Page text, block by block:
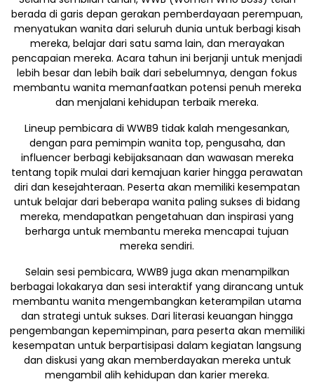
berada di garis depan gerakan pemberdayaan perempuan,
menyatukan wanita dari seluruh dunia untuk berbagi kisah
mereka, belajar dari satu sama lain, dan merayakan
pencapaian mereka. Acara tahun ini berjanji untuk menjadi
lebih besar dan lebih baik dari sebelumnya, dengan fokus
membantu wanita memanfaatkan potensi penuh mereka
dan menjalani kehidupan terbaik mereka.
Lineup pembicara di WWB9 tidak kalah mengesankan,
dengan para pemimpin wanita top, pengusaha, dan
influencer berbagi kebijaksanaan dan wawasan mereka
tentang topik mulai dari kemajuan karier hingga perawatan
diri dan kesejahteraan. Peserta akan memiliki kesempatan
untuk belajar dari beberapa wanita paling sukses di bidang
mereka, mendapatkan pengetahuan dan inspirasi yang
berharga untuk membantu mereka mencapai tujuan
mereka sendiri.
Selain sesi pembicara, WWB9 juga akan menampilkan
berbagai lokakarya dan sesi interaktif yang dirancang untuk
membantu wanita mengembangkan keterampilan utama
dan strategi untuk sukses. Dari literasi keuangan hingga
pengembangan kepemimpinan, para peserta akan memiliki
kesempatan untuk berpartisipasi dalam kegiatan langsung
dan diskusi yang akan memberdayakan mereka untuk
mengambil alih kehidupan dan karier mereka.